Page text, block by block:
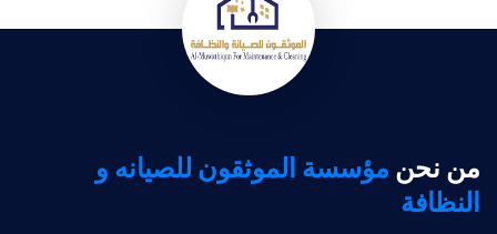
من نحن مؤسسة الموثقون للصيانه و
النظافة